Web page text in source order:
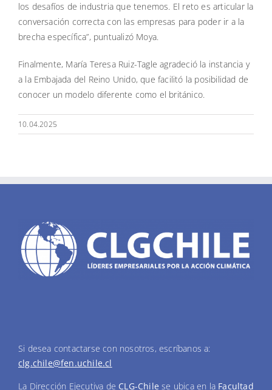
los desafíos de industria que tenemos. El reto es articular la
conversación correcta con las empresas para poder ir a la
brecha específica”, puntualizó Moya.
Finalmente, María Teresa Ruiz-Tagle agradeció la instancia y
a la Embajada del Reino Unido, que facilitó la posibilidad de
conocer un modelo diferente como el británico.
10.04.2025
Si desea contactarse con nosotros, escríbanos a:
clg.chile@fen.uchile.cl
La Dirección Ejecutiva de CLG-Chile se ubica en la Facultad